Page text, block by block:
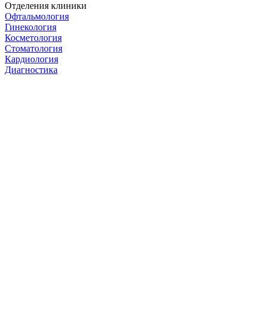
Отделения клиники
Офтальмология
Гинекология
Косметология
Стоматология
Кардиология
Диагностика